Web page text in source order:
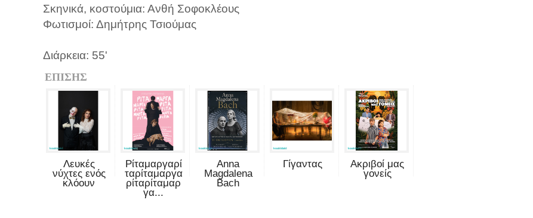
Σκηνικά, κοστούμια: Ανθή Σοφοκλέους
Φωτισμοί: Δημήτρης Τσιούμας
Διάρκεια: 55'
ΕΠΙΣΗΣ
Λευκές
νύχτες ενός
κλόουν
Ρίταμαργαρί
ταρίταμαργα
ρίταρίταμαρ
γα...
Anna
Magdalena
Bach
Γίγαντας
Ακριβοί μας
γονείς